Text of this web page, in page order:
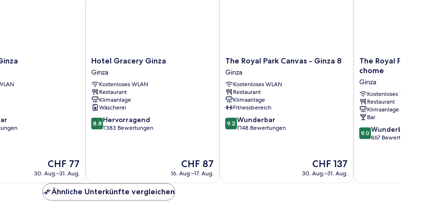
Der
Preis
beträgt
CHF 77
CHF 77
30. Aug.–31. Aug.
Hotel
Gracery
Ginza
Ginza
Hotel Gracery Ginza
Ginza
Kostenloses WLAN
Restaurant
Klimaanlage
Wäscherei
8.8
von
8.8 Hervorragend
1’383 Bewertungen
Der
Preis
beträgt
CHF 87
16. Aug.–17. Aug.
The
Royal
Park
Canvas
-
Ginza
8
Ginza
The Royal Park Canvas - Ginza 8
Ginza
Kostenloses WLAN
Restaurant
Klimaanlage
Fitnessbereich
9.2
von
9.2 Wunderbar
1’148 Bewertungen
Der
Preis
beträgt
CHF 137
30. Aug.–31. Aug.
The
Royal
Hotel
Ginza
6-
chome
Ginza
The Royal Park
chome
Ginza
Kostenloses WLAN
Restaurant
Klimaanlage
Bar
9.0
von
9.0 Wunderbar
867 Bewertungen
Ähnliche Unterkünfte vergleichen